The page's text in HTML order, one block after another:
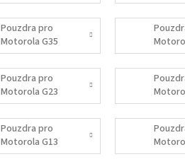
Pouzdra pro
Motorola G35
Pouzdra pro
Motorola G23
Pouzdra pro
Motorola G13
Power